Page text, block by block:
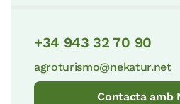
+34 943 32 70 90
agroturismo@nekatur.net
Contacta amb